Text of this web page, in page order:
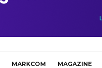
MARKCOM MAGAZINE